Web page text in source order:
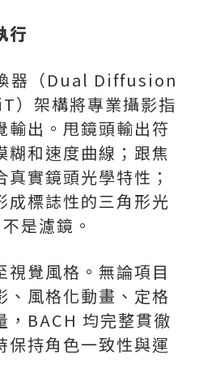
行
器（Dual Diffusion
架構將專業攝影指
輸出。甩鏡頭輸出符
糊和速度曲線；跟焦
實鏡頭光學特性；
成標誌性的三角形光
是濾鏡。
視覺風格。無論項目
、風格化動畫、定格
，BACH 均完整貫徹
保持角色一致性與運